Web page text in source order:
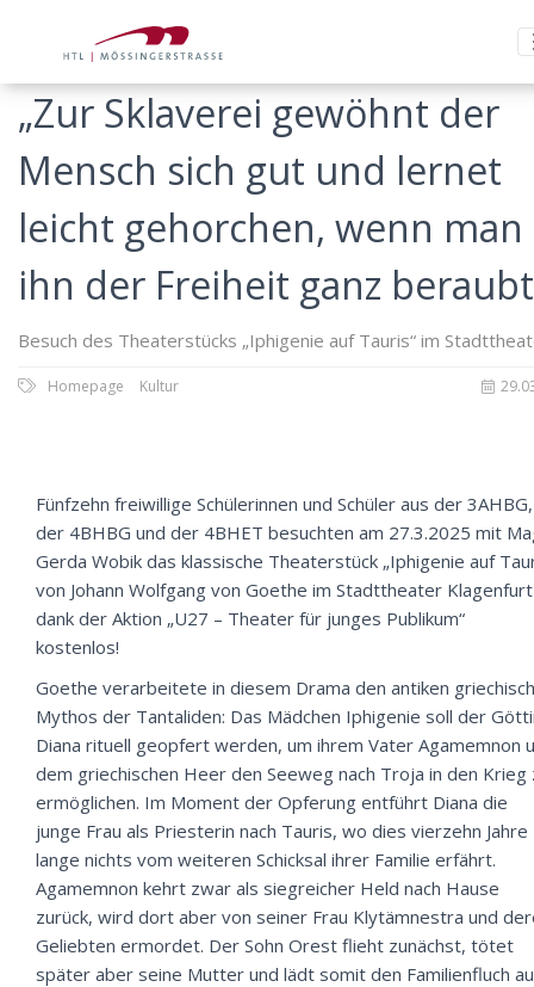
„Zur Sklaverei gewöhnt der
Mensch sich gut und lernet
leicht gehorchen, wenn man
ihn der Freiheit ganz
Besuch des Theaterstücks „Iphigenie auf Tauris“ im
Homepage Kultur
Fünfzehn freiwillige Schülerinnen und Schüler aus der 3AHBG,
der 4BHBG und der 4BHET besuchten am 27.3.2025 mit
Gerda Wobik das klassische Theaterstück „Iphigenie auf
von Johann Wolfgang von Goethe im Stadttheater
dank der Aktion „U27 – Theater für junges Publikum“
kostenlos!
Goethe verarbeitete in diesem Drama den antiken
Mythos der Tantaliden: Das Mädchen Iphigenie soll der
Diana rituell geopfert werden, um ihrem Vater Agamemnon
dem griechischen Heer den Seeweg nach Troja in den Krieg
ermöglichen. Im Moment der Opferung entführt Diana die
junge Frau als Priesterin nach Tauris, wo dies vierzehn Jahre
lange nichts vom weiteren Schicksal ihrer Familie erfährt.
Agamemnon kehrt zwar als siegreicher Held nach Hause
zurück, wird dort aber von seiner Frau Klytämnestra und
Geliebten ermordet. Der Sohn Orest flieht zunächst, tötet
später aber seine Mutter und lädt somit den Familienfluch